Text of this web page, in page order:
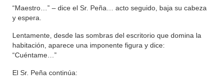
“Maestro…” – dice el Sr. Peña… acto seguido, baja su cabeza
y espera.
Lentamente, desde las sombras del escritorio que domina la
habitación, aparece una imponente figura y dice:
“Cuéntame…”
El Sr. Peña continúa: